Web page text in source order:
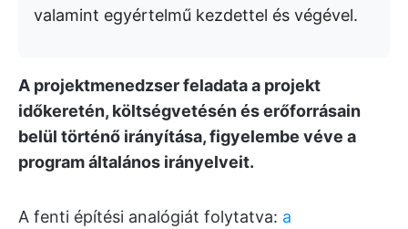
valamint egyértelmű kezdettel és végével.
A projektmenedzser feladata a projekt
időkeretén, költségvetésén és erőforrásain
belül történő irányítása, figyelembe véve a
program általános irányelveit.
A fenti építési analógiát folytatva: a